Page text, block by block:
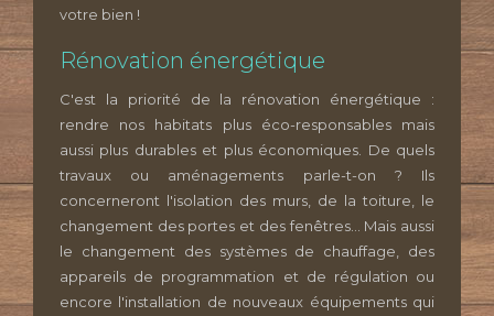
votre bien !
Rénovation énergétique
C'est la priorité de la rénovation énergétique :
rendre nos habitats plus éco-responsables mais
aussi plus durables et plus économiques. De quels
travaux ou aménagements parle-t-on ? Ils
concerneront l'isolation des murs, de la toiture, le
changement des portes et des fenêtres... Mais aussi
le changement des systèmes de chauffage, des
appareils de programmation et de régulation ou
encore l'installation de nouveaux équipements qui